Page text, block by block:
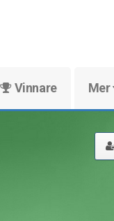
Vinnare Mer